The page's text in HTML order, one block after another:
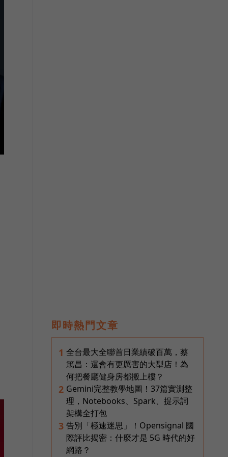
即時熱門文章
1 全台最大全聯首日業績破百萬，蔡
篤昌：還會有更厲害的大型店！為
何把餐廳健身房都搬上樓？
2 Gemini完整教學地圖！37篇實測整
理，Notebooks、Spark、提示詞
架構全打包
3 告別「極速迷思」！Opensignal 國
際評比揭密：什麼才是 5G 時代的好
網路？